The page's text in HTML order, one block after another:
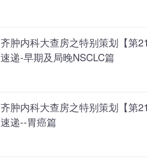
齐肿内科大查房之特别策划【第
速递-早期及局晚NSCLC篇
齐肿内科大查房之特别策划【第
速递--胃癌篇